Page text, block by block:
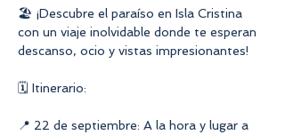
🏖️ ¡Descubre el paraíso en Isla Cristina
con un viaje inolvidable donde te esperan
descanso, ocio y vistas impresionantes!
🗓️ Itinerario:
📍 22 de septiembre: A la hora y lugar a